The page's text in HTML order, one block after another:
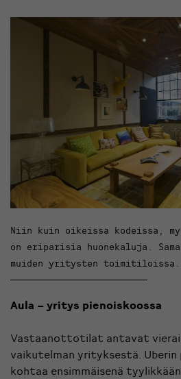
Niin kuin oikeissa kodeissa,
on eriparisia huonekaluja.
muiden yritysten toimitiloissa.
Aula – yritys pienoiskoossa
Vastaanottotilat antavat
vaikutelman yrityksestä.
kohtaa ensimmäisenä